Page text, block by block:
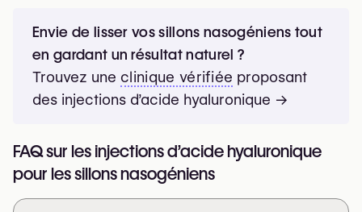
Envie de lisser vos sillons nasogéniens tout
en gardant un résultat naturel ?
Trouvez une clinique vérifiée proposant
des injections d’acide hyaluronique →
FAQ sur les injections d’acide hyaluronique
pour les sillons nasogéniens